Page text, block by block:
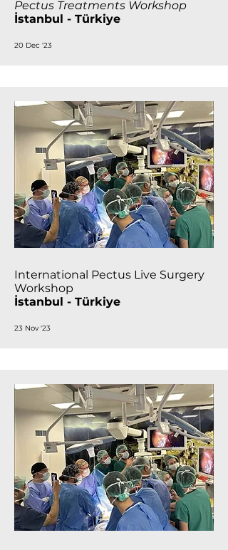
Pectus Treatments Workshop
İstanbul - Türkiye
20 Dec '23
International Pectus Live Surgery
Workshop
İstanbul - Türkiye
23 Nov '23